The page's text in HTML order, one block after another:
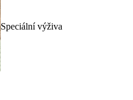
Speciální výživa